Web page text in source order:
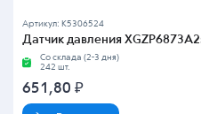
Артикул: K5306524
Датчик давления
Со склада (2-3 дня)
242 шт.
651,80 ₽